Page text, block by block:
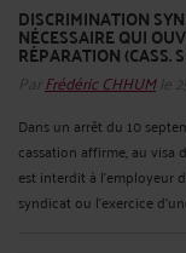
DISCRIMINATION
NÉCESSAIRE QUI
RÉPARATION (CASS.
Par Frédéric CHHUMle
Dans un arrêt du 10
cassation affirme, au visa
est interdit à l’employeur
syndicat ou l’exercice